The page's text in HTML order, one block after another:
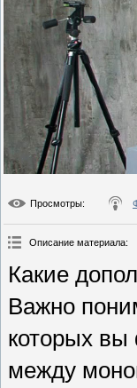
Просмотры:
Описание материала:
Какие
Важно
которых вы
между